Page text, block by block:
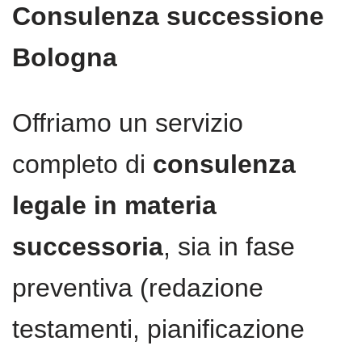
Consulenza successione
Bologna
Offriamo un servizio
completo di consulenza
legale in materia
successoria, sia in fase
preventiva (redazione
testamenti, pianificazione